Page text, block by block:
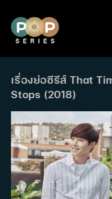
content
เรื่องย่อซีรีส์ That
Stops (2018)